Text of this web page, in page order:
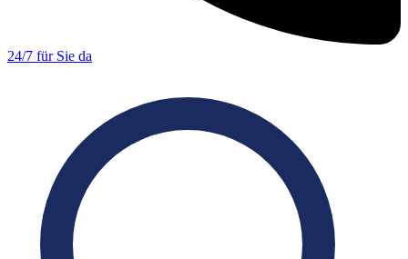
24/7 für Sie da